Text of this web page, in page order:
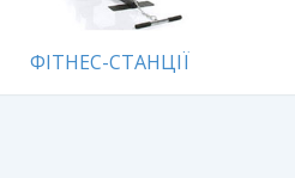
ФІТНЕС-СТАНЦІЇ